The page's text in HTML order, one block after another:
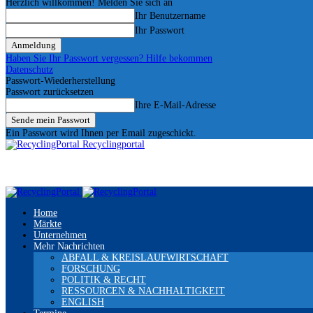
Herzlich willkommen! Melden Sie sich an
Ihr Benutzername
Ihr Passwort
Haben Sie Ihr Passwort vergessen? Hilfe bekommen
Datenschutz
Passwort-Wiederherstellung
Passwort zurücksetzen
Ihre E-Mail-Adresse
Ein Passwort wird Ihnen per Email zugeschickt.
Recyclingportal
Home
Märkte
Unternehmen
Mehr Nachrichten
ABFALL & KREISLAUFWIRTSCHAFT
FORSCHUNG
POLITIK & RECHT
RESSOURCEN & NACHHALTIGKEIT
ENGLISH